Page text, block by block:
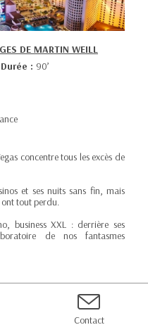
DE MARTIN WEILL
Durée : 90’
concentre tous les excès de
et ses nuits sans fin, mais
ont tout perdu.
business XXL : derrière ses
de nos fantasmes
Contact